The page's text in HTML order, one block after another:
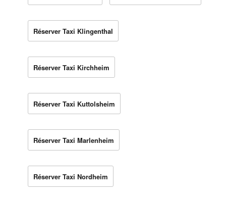
Réserver Taxi Klingenthal
Réserver Taxi Kirchheim
Réserver Taxi Kuttolsheim
Réserver Taxi Marlenheim
Réserver Taxi Nordheim